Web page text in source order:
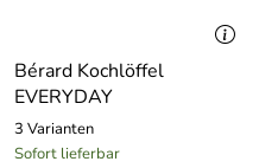
Bérard Kochlöffel
EVERYDAY
3 Varianten
Sofort lieferbar